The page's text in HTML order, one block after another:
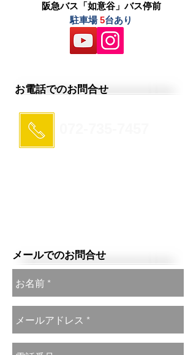
阪急バス「如意谷」バス停前
駐車場5台あり
お電話でのお問合せ
メールでのお問合せ